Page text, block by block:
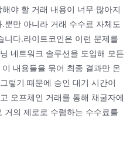
야 할 거래 내용이 너무 많아지
뿐만 아니라 거래 수수료 자체도
니다.라이트코인은 이런 문제를
네트워크 솔루션을 도입해 모든
내용들을 묶어 최종 결과만 온
렇기 때문에 승인 대기 시간이
오프체인 거래를 통해 채굴자에
거의 제로로 수렴하는 수수료를